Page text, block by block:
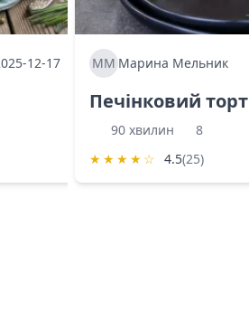
12-17 МММарина Мельник
Печінковий торт
90 хвилин
8
★ ★ ★ ★ ☆ 4.5(25)